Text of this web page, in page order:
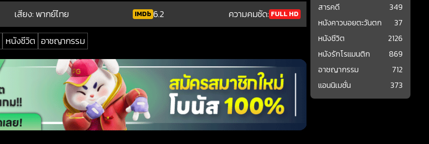
เสียง: พากย์ไทย IMDb 6.2 ความคมชัด: FULL HD
หนังชีวิต อาชญากรรม
สารคดี
349
หนังคาวบอยตะวันตก
37
หนังชีวิต
2126
หนังรักโรแมนติก
869
อาชญากรรม
712
แอนนิเมชั่น
373